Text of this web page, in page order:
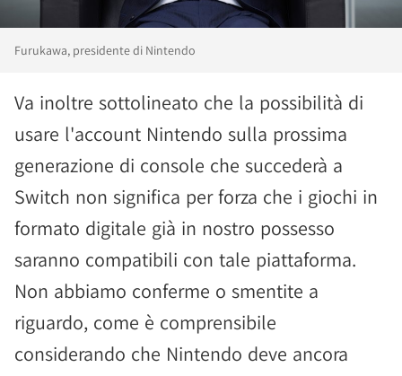
Furukawa, presidente di Nintendo
Va inoltre sottolineato che la possibilità di
usare l'account Nintendo sulla prossima
generazione di console che succederà a
Switch non significa per forza che i giochi in
formato digitale già in nostro possesso
saranno compatibili con tale piattaforma.
Non abbiamo conferme o smentite a
riguardo, come è comprensibile
considerando che Nintendo deve ancora